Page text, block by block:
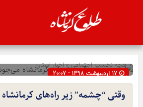
صفحه نخستاجتماعی»اخبار استان
17 اردیبهشت 1398 - 20:07
شناسه : 58696
وقتی “چشمه” زیر راه‌های